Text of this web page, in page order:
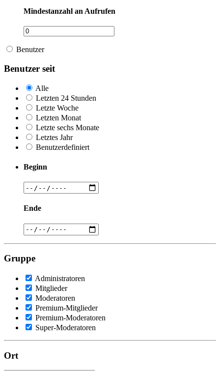
Mindestanzahl an Aufrufen
Benutzer
Benutzer seit
Alle
Letzten 24 Stunden
Letzte Woche
Letzten Monat
Letzte sechs Monate
Letztes Jahr
Benutzerdefiniert
Beginn
Ende
Gruppe
Administratoren
Mitglieder
Moderatoren
Premium-Mitglieder
Premium-Moderatoren
Super-Moderatoren
Ort